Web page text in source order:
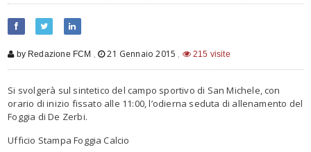
by Redazione FCM , 21 Gennaio 2015 , 215 visite
Si svolgerà sul sintetico del campo sportivo di San Michele, con
orario di inizio fissato alle 11:00, l’odierna seduta di allenamento del
Foggia di De Zerbi.
Ufficio Stampa Foggia Calcio